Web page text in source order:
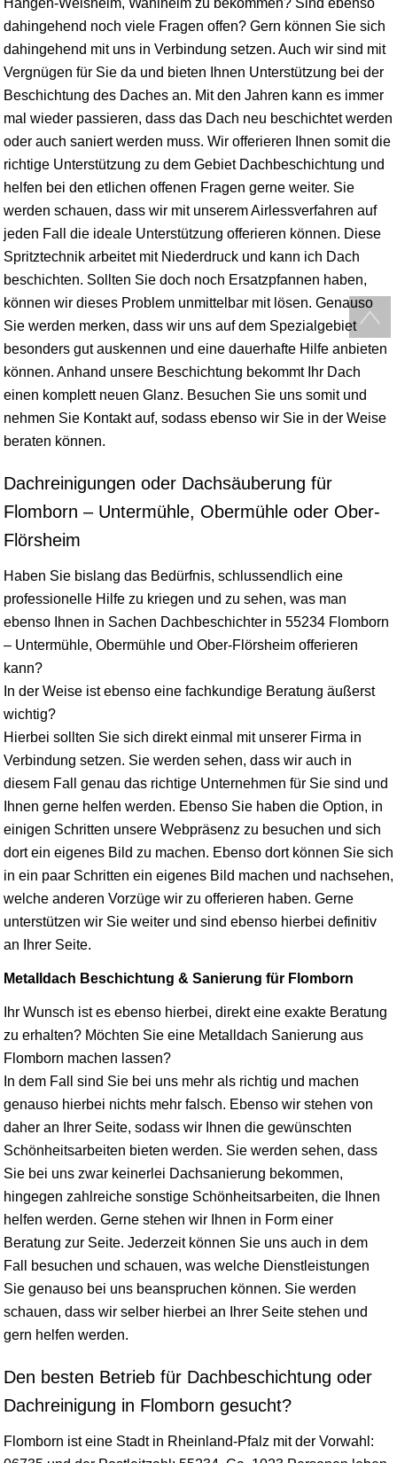
dahingehend noch viele Fragen offen? Gern können Sie sich
dahingehend mit uns in Verbindung setzen. Auch wir sind mit
Vergnügen für Sie da und bieten Ihnen Unterstützung bei der
Beschichtung des Daches an. Mit den Jahren kann es immer
mal wieder passieren, dass das Dach neu beschichtet werden
oder auch saniert werden muss. Wir offerieren Ihnen somit die
richtige Unterstützung zu dem Gebiet Dachbeschichtung und
helfen bei den etlichen offenen Fragen gerne weiter. Sie
werden schauen, dass wir mit unserem Airlessverfahren auf
jeden Fall die ideale Unterstützung offerieren können. Diese
Spritztechnik arbeitet mit Niederdruck und kann ich Dach
beschichten. Sollten Sie doch noch Ersatzpfannen haben,
können wir dieses Problem unmittelbar mit lösen. Genauso
Sie werden merken, dass wir uns auf dem Spezialgebiet
besonders gut auskennen und eine dauerhafte Hilfe anbieten
können. Anhand unsere Beschichtung bekommt Ihr Dach
einen komplett neuen Glanz. Besuchen Sie uns somit und
nehmen Sie Kontakt auf, sodass ebenso wir Sie in der Weise
beraten können.
Dachreinigungen oder Dachsäuberung für
Flomborn – Untermühle, Obermühle oder Ober-
Flörsheim
Haben Sie bislang das Bedürfnis, schlussendlich eine
professionelle Hilfe zu kriegen und zu sehen, was man
ebenso Ihnen in Sachen Dachbeschichter in 55234 Flomborn
– Untermühle, Obermühle und Ober-Flörsheim offerieren
kann?
In der Weise ist ebenso eine fachkundige Beratung äußerst
wichtig?
Hierbei sollten Sie sich direkt einmal mit unserer Firma in
Verbindung setzen. Sie werden sehen, dass wir auch in
diesem Fall genau das richtige Unternehmen für Sie sind und
Ihnen gerne helfen werden. Ebenso Sie haben die Option, in
einigen Schritten unsere Webpräsenz zu besuchen und sich
dort ein eigenes Bild zu machen. Ebenso dort können Sie sich
in ein paar Schritten ein eigenes Bild machen und nachsehen,
welche anderen Vorzüge wir zu offerieren haben. Gerne
unterstützen wir Sie weiter und sind ebenso hierbei definitiv
an Ihrer Seite.
Metalldach Beschichtung & Sanierung für Flomborn
Ihr Wunsch ist es ebenso hierbei, direkt eine exakte Beratung
zu erhalten? Möchten Sie eine Metalldach Sanierung aus
Flomborn machen lassen?
In dem Fall sind Sie bei uns mehr als richtig und machen
genauso hierbei nichts mehr falsch. Ebenso wir stehen von
daher an Ihrer Seite, sodass wir Ihnen die gewünschten
Schönheitsarbeiten bieten werden. Sie werden sehen, dass
Sie bei uns zwar keinerlei Dachsanierung bekommen,
hingegen zahlreiche sonstige Schönheitsarbeiten, die Ihnen
helfen werden. Gerne stehen wir Ihnen in Form einer
Beratung zur Seite. Jederzeit können Sie uns auch in dem
Fall besuchen und schauen, was welche Dienstleistungen
Sie genauso bei uns beanspruchen können. Sie werden
schauen, dass wir selber hierbei an Ihrer Seite stehen und
gern helfen werden.
Den besten Betrieb für Dachbeschichtung oder
Dachreinigung in Flomborn gesucht?
Flomborn ist eine Stadt in Rheinland-Pfalz mit der Vorwahl: